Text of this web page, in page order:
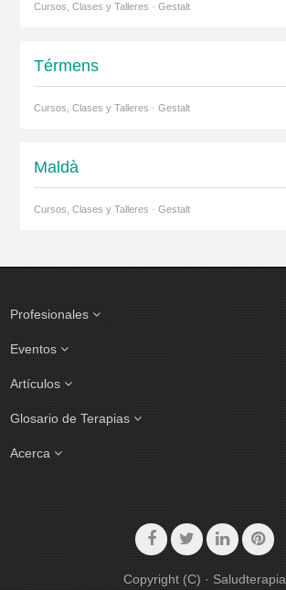
Cursos, Clases y Talleres · Gestalt
Térmens
Cursos, Clases y Talleres · Gestalt
Maldà
Cursos, Clases y Talleres · Gestalt
Profesionales
Eventos
Artículos
Glosario de Terapias
Acerca
Copyright (C) · Saludterapia